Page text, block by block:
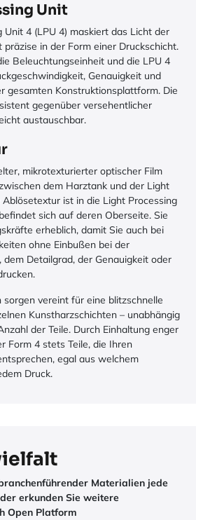
Unit
Unit 4 (LPU 4) maskiert das Licht der
präzise in der Form einer Druckschicht.
Beleuchtungseinheit und die LPU 4
Genauigkeit und
gesamten Konstruktionsplattform. Die
gegenüber versehentlicher
austauschbar.
mikrotexturierter optischer Film
dem Harztank und der Light
Ablösetextur ist in die Light Processing
sich auf deren Oberseite. Sie
erheblich, damit Sie auch bei
ohne Einbußen bei der
Detailgrad, der Genauigkeit oder
sorgen vereint für eine blitzschnelle
Kunstharzschichten – unabhängig
der Teile. Durch Einhaltung enger
Form 4 stets Teile, die Ihren
egal aus welchem
Druck.
Materialien jede
erkunden Sie weitere
Open Platform